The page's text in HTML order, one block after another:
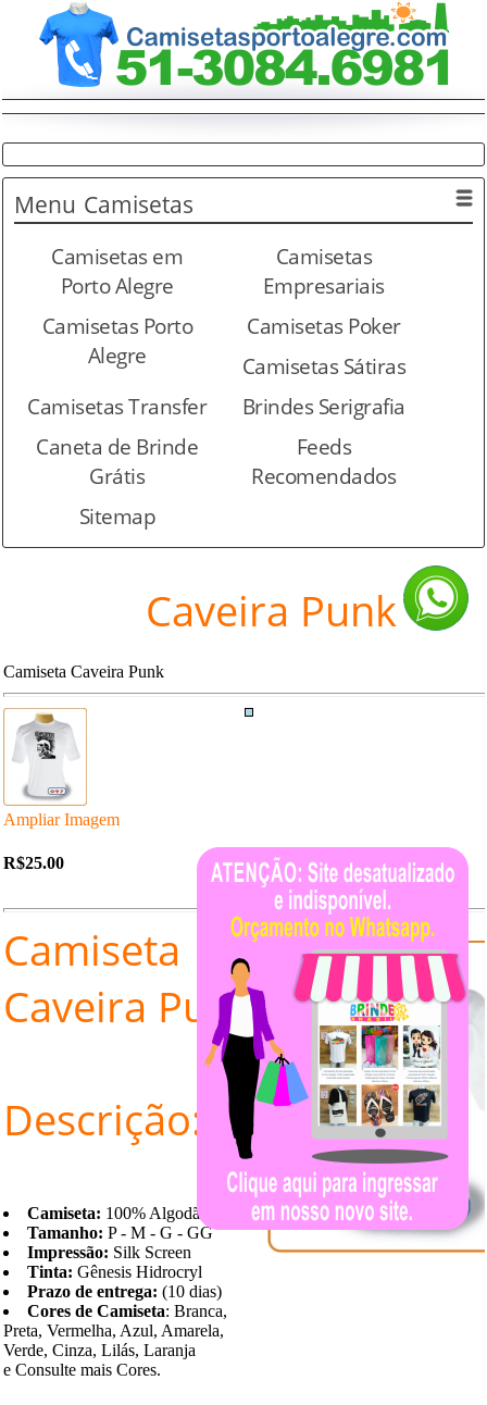
Menu Camisetas
Camisetas em
Porto Alegre
Camisetas
Empresariais
Camisetas Porto
Alegre
Camisetas Poker
Camisetas Sátiras
Camisetas Transfer
Brindes Serigrafia
Caneta de Brinde
Grátis
Feeds
Recomendados
Sitemap
Caveira Punk
Camiseta Caveira Punk
Ampliar Imagem
R$25.00
Camiseta
Caveira Punk
Descrição:
Camiseta: 100% Algodão
Tamanho: P - M - G - GG
Impressão: Silk Screen
Tinta: Gênesis Hidrocryl
Prazo de entrega: (10 dias)
Cores de Camiseta: Branca,
Preta, Vermelha, Azul, Amarela,
Verde, Cinza, Lilás, Laranja
e Consulte mais Cores.